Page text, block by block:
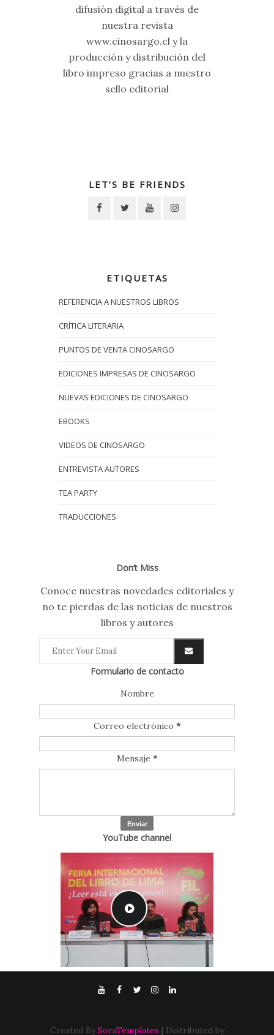
difusión digital a través de
nuestra revista
www.cinosargo.cl y la
producción y distribución del
libro impreso gracias a nuestro
sello editorial
LET’S BE FRIENDS
ETIQUETAS
REFERENCIA A NUESTROS LIBROS
CRÍTICA LITERARIA
PUNTOS DE VENTA CINOSARGO
EDICIONES IMPRESAS DE CINOSARGO
NUEVAS EDICIONES DE CINOSARGO
EBOOKS
VIDEOS DE CINOSARGO
ENTREVISTA AUTORES
TEA PARTY
TRADUCCIONES
Don’t Miss
Conoce nuestras novedades editoriales y
no te pierdas de las noticias de nuestros
libros y autores
Formulario de contacto
Nombre
Correo electrónico *
Mensaje *
YouTube channel
Created By SoraTemplates | Distributed by